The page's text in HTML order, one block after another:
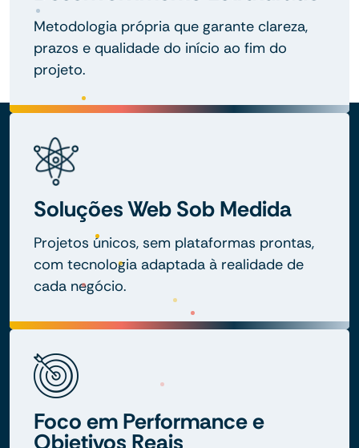
Metodologia própria que garante clareza,
prazos e qualidade do início ao fim do
projeto.
Soluções Web Sob Medida
Projetos únicos, sem plataformas prontas,
com tecnologia adaptada à realidade de
cada negócio.
Foco em Performance e
Objetivos Reais